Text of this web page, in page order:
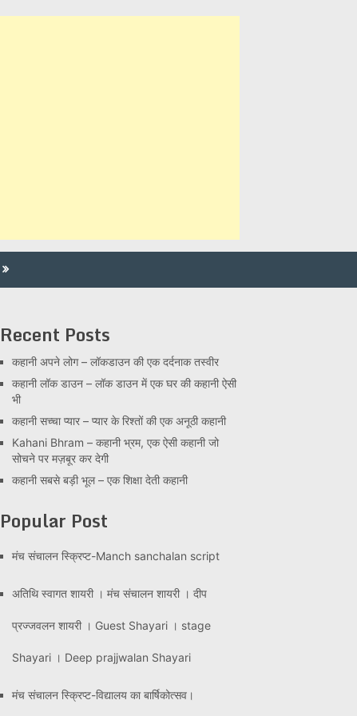
Recent Posts
कहानी अपने लोग – लॉकडाउन की एक दर्दनाक तस्वीर
कहानी लॉक डाउन – लॉक डाउन में एक घर की कहानी ऐसी
भी
कहानी सच्चा प्यार – प्यार के रिश्तों की एक अनूठी कहानी
Kahani Bhram – कहानी भ्रम, एक ऐसी कहानी जो
सोचने पर मज़बूर कर देगी
कहानी सबसे बड़ी भूल – एक शिक्षा देती कहानी
Popular Post
मंच संचालन स्क्रिप्ट-Manch sanchalan script
अतिथि स्वागत शायरी । मंच संचालन शायरी । दीप
प्रज्जवलन शायरी । Guest Shayari । stage
Shayari । Deep prajjwalan Shayari
मंच संचालन स्क्रिप्ट-विद्यालय का बार्षिकोत्सव।